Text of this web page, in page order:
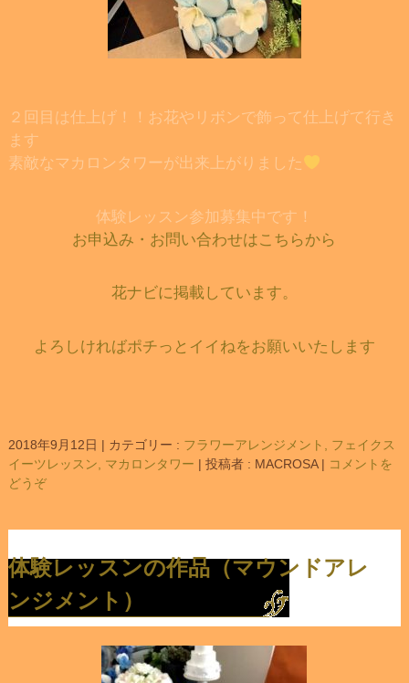
２回目は仕上げ！！お花やリボンで飾って仕上げて行き
ます
素敵なマカロンタワーが出来上がりました
体験レッスン参加募集中です！
お申込み・お問い合わせはこちらから
花ナビに掲載しています。
よろしければポチっとイイねをお願いいたします
2018年9月12日 | カテゴリー : フラワーアレンジメント, フェイクス
イーツレッスン, マカロンタワー | 投稿者 : MACROSA | コメントを
どうぞ
体験レッスンの作品（マウンドアレ
ンジメント）